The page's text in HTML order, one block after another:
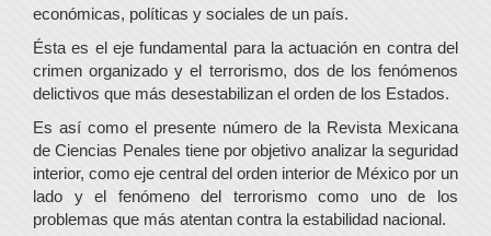
económicas, políticas y sociales de un país.
Ésta es el eje fundamental para la actuación en contra del
crimen organizado y el terrorismo, dos de los fenómenos
delictivos que más desestabilizan el orden de los Estados.
Es así como el presente número de la Revista Mexicana
de Ciencias Penales tiene por objetivo analizar la seguridad
interior, como eje central del orden interior de México por un
lado y el fenómeno del terrorismo como uno de los
problemas que más atentan contra la estabilidad nacional.